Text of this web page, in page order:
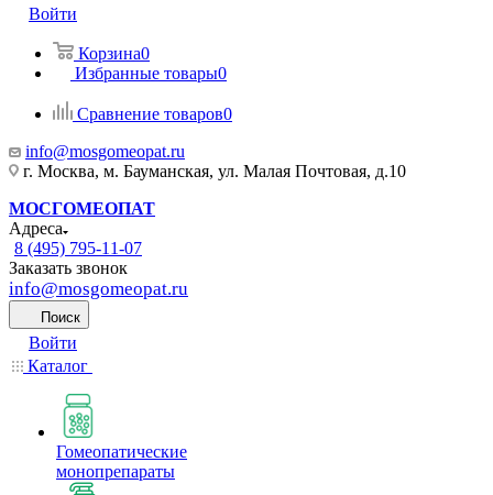
Войти
Корзина0
Избранные товары0
Сравнение товаров0
info@mosgomeopat.ru
г. Москва, м. Бауманская, ул. Малая Почтовая, д.10
МОСГОМЕОПАТ
Адреса
8 (495) 795-11-07
Заказать звонок
info@mosgomeopat.ru
Поиск
Войти
Каталог
Гомеопатические
монопрепараты